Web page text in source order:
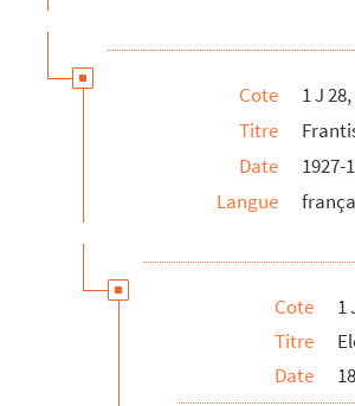
Cote
1 J
Titre
Date
1927-
Langue
Cote
1
Titre
Date